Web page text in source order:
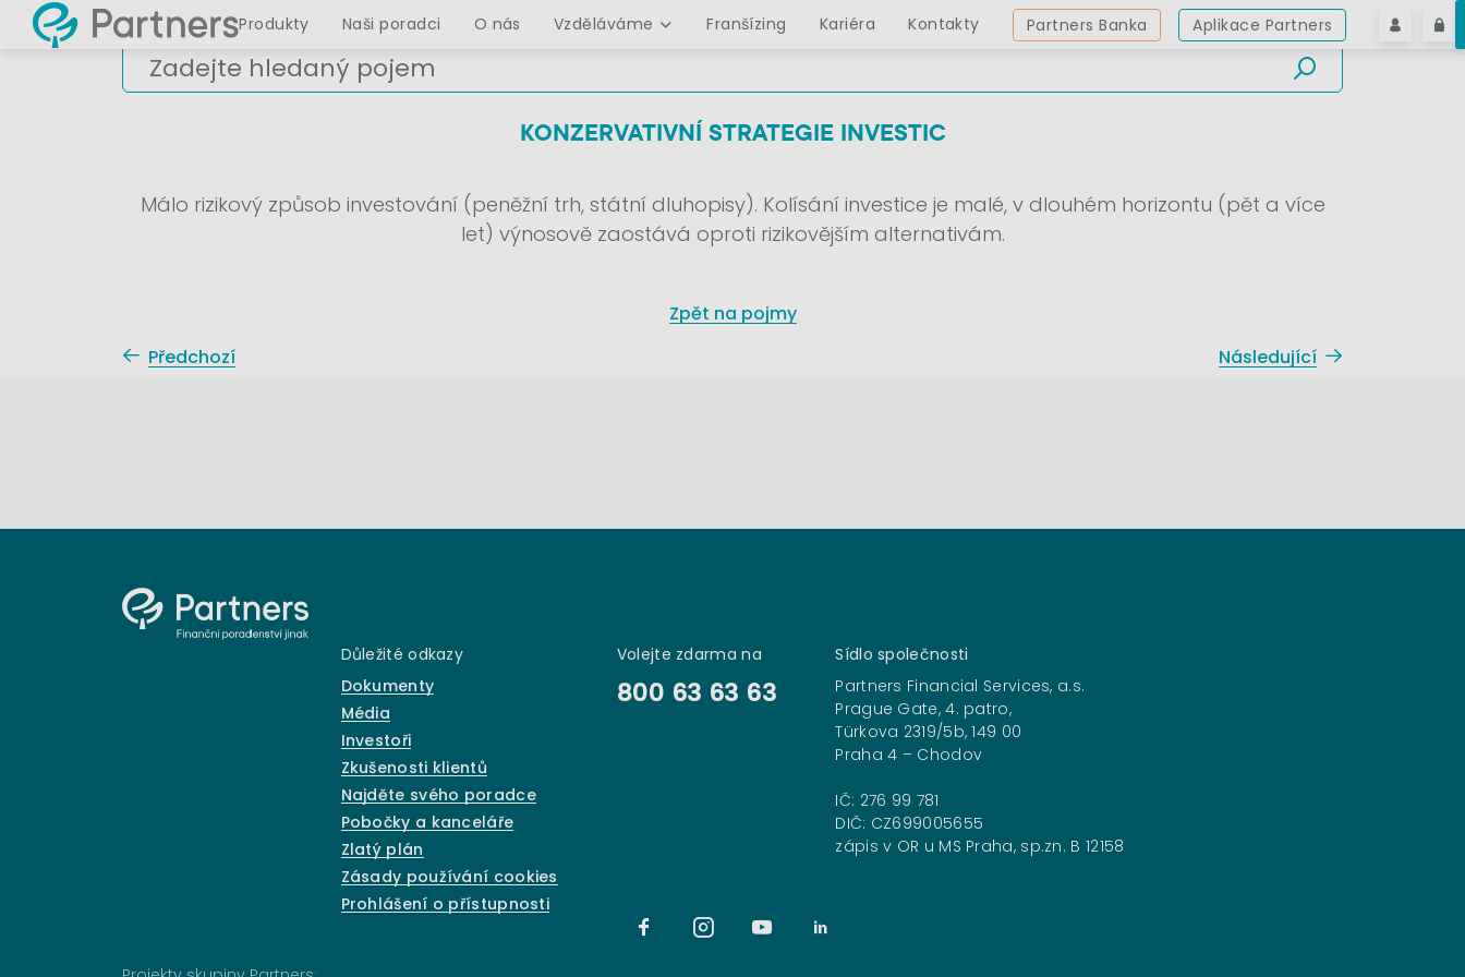
Produkty Naši poradci O nás Vzděláváme Franšízing Kariéra Kontakty Partners Banka Aplikace Partners
KONZERVATIVNÍ STRATEGIE INVESTIC
Málo rizikový způsob investování (peněžní trh, státní dluhopisy). Kolísání investice je malé, v dlouhém horizontu (pět a více
let) výnosově zaostává oproti rizikovějším alternativám.
Zpět na pojmy
Předchozí
Následující
Důležité odkazy
Dokumenty
Média
Investoři
Zkušenosti klientů
Najděte svého poradce
Pobočky a kanceláře
Zlatý plán
Zásady používání cookies
Prohlášení o přístupnosti
Volejte zdarma na
800 63 63 63
Sídlo společnosti
Partners Financial Services, a.s.
Prague Gate, 4. patro,
Türkova 2319/5b, 149 00
Praha 4 – Chodov
IČ: 276 99 781
DIČ: CZ699005655
zápis v OR u MS Praha, sp.zn. B 12158